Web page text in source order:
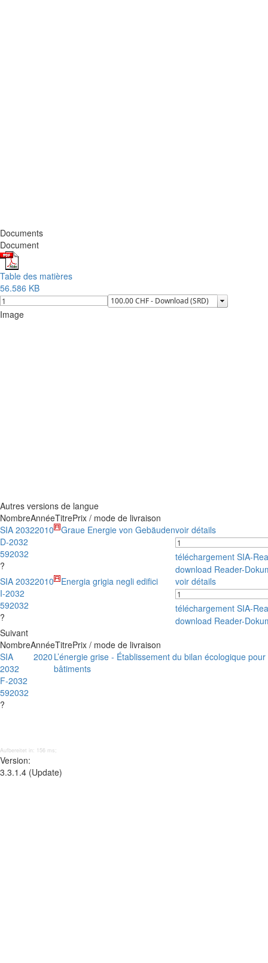
Documents
Document
Table des matières
56.586 KB
Image
Autres versions de langue
NombreAnnéeTitrePrix / mode de livraison
SIA 2032
D-2032
592032
?
2010 Graue Energie von Gebäudenvoir détails
téléchargement SIA-
download Reader-
SIA 2032
I-2032
592032
?
2010 Energia grigia negli edifici voir détails
téléchargement SIA-
download Reader-
Suivant
NombreAnnéeTitrePrix / mode de livraison
SIA
2032
F-2032
592032
?
2020 L’énergie grise - Établissement du bilan écologique
bâtiments
Aufbereitet in: 156 ms;
Version:
3.3.1.4 (Update)